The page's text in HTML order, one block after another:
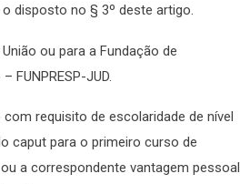
disposto no § 3º deste artigo.
ou para a Fundação de
FUNPRESP-JUD.
requisito de escolaridade de nível
caput para o primeiro curso de
a correspondente vantagem pessoal